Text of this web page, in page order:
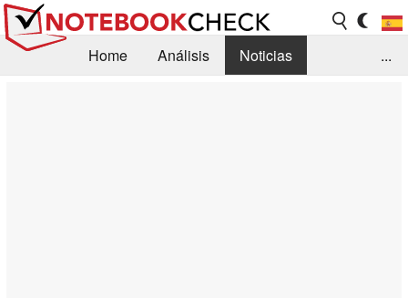
Home Análisis
Noticias
...